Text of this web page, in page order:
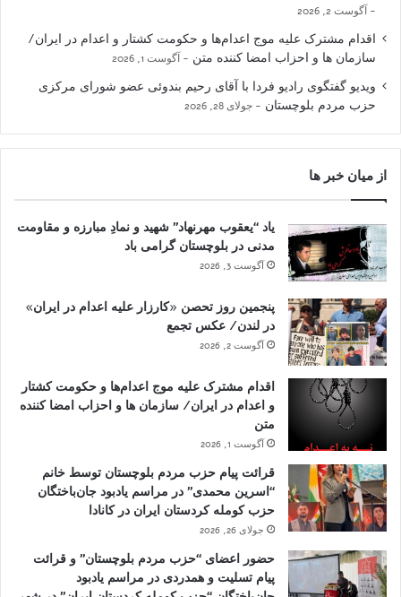
آگوست 2, 2026
اقدام مشترک علیه موج اعدام‌ها و حکومت کشتار و اعدام در ایران/
سازمان ها و احزاب امضا کننده متن
آگوست 1, 2026
ویدیو گفتگوی رادیو فردا با آقای رحیم بندوئی عضو شورای مرکزی
حزب مردم بلوچستان
جولای 28, 2026
از میان خبر ها
یاد “یعقوب مهرنهاد” شهید و نمادِ مبارزه و مقاومت
مدنی در بلوچستان گرامی باد
آگوست 3, 2026
پنجمین روز تحصن «کارزار علیه اعدام در ایران»
در لندن/ عکس تجمع
آگوست 2, 2026
اقدام مشترک علیه موج اعدام‌ها و حکومت کشتار
و اعدام در ایران/ سازمان ها و احزاب امضا کننده
متن
آگوست 1, 2026
قرائت پیام حزب مردم بلوچستان توسط خانم
“اسرین محمدی” در مراسم یادبود جان‌باختگان
حزب کومله کردستان ایران در کانادا
جولای 26, 2026
حضور اعضای “حزب مردم بلوچستان” و قرائت
پیام تسلیت و همدردی در مراسم یادبود